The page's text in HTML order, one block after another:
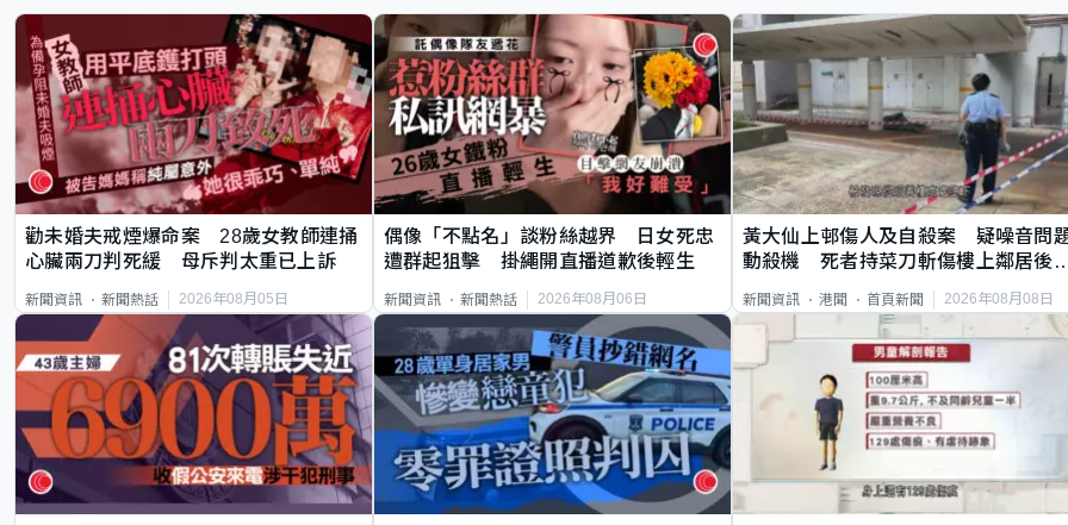
勸未婚夫戒煙爆命案 28歲女教師連捅
心臟兩刀判死緩 母斥判太重已上訴
新聞資訊 新聞熱話 2026年08月05日
偶像「不點名」談粉絲越界 日女死忠
遭群起狙擊 掛繩開直播道歉後輕生
新聞資訊 新聞熱話 2026年08月06日
黃大仙上邨傷人及自殺案 疑噪音問
動殺機 死者持菜刀斬傷樓上鄰居後
新聞資訊 港聞 首頁新聞 2026年08月08日